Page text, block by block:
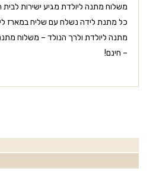
משלוח מתנה ליולדת מגיע ישירות לבית
כל מתנת לידה נשלח עם שליח במארז
מתנה ליולדת ולרך הנולד – משלוח
– חינם!